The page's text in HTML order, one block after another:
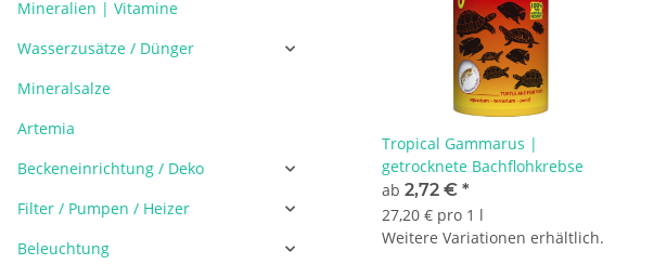
Tropical Gammarus |
getrocknete Bachflohkrebse
ab 2,72 € *
27,20 € pro 1 l
Weitere Variationen erhältlich.
Mineralien | Vitamine
Wasserzusätze / Dünger
Mineralsalze
Artemia
Beckeneinrichtung / Deko
Filter / Pumpen / Heizer
Beleuchtung